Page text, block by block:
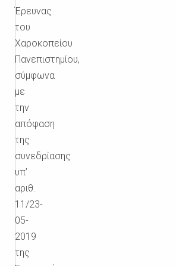
Έρευνας
του
Χαροκοπείου
Πανεπιστημίου,
σύμφωνα
με
την
απόφαση
της
συνεδρίασης
υπ’
αριθ.
11/23-
05-
2019
της